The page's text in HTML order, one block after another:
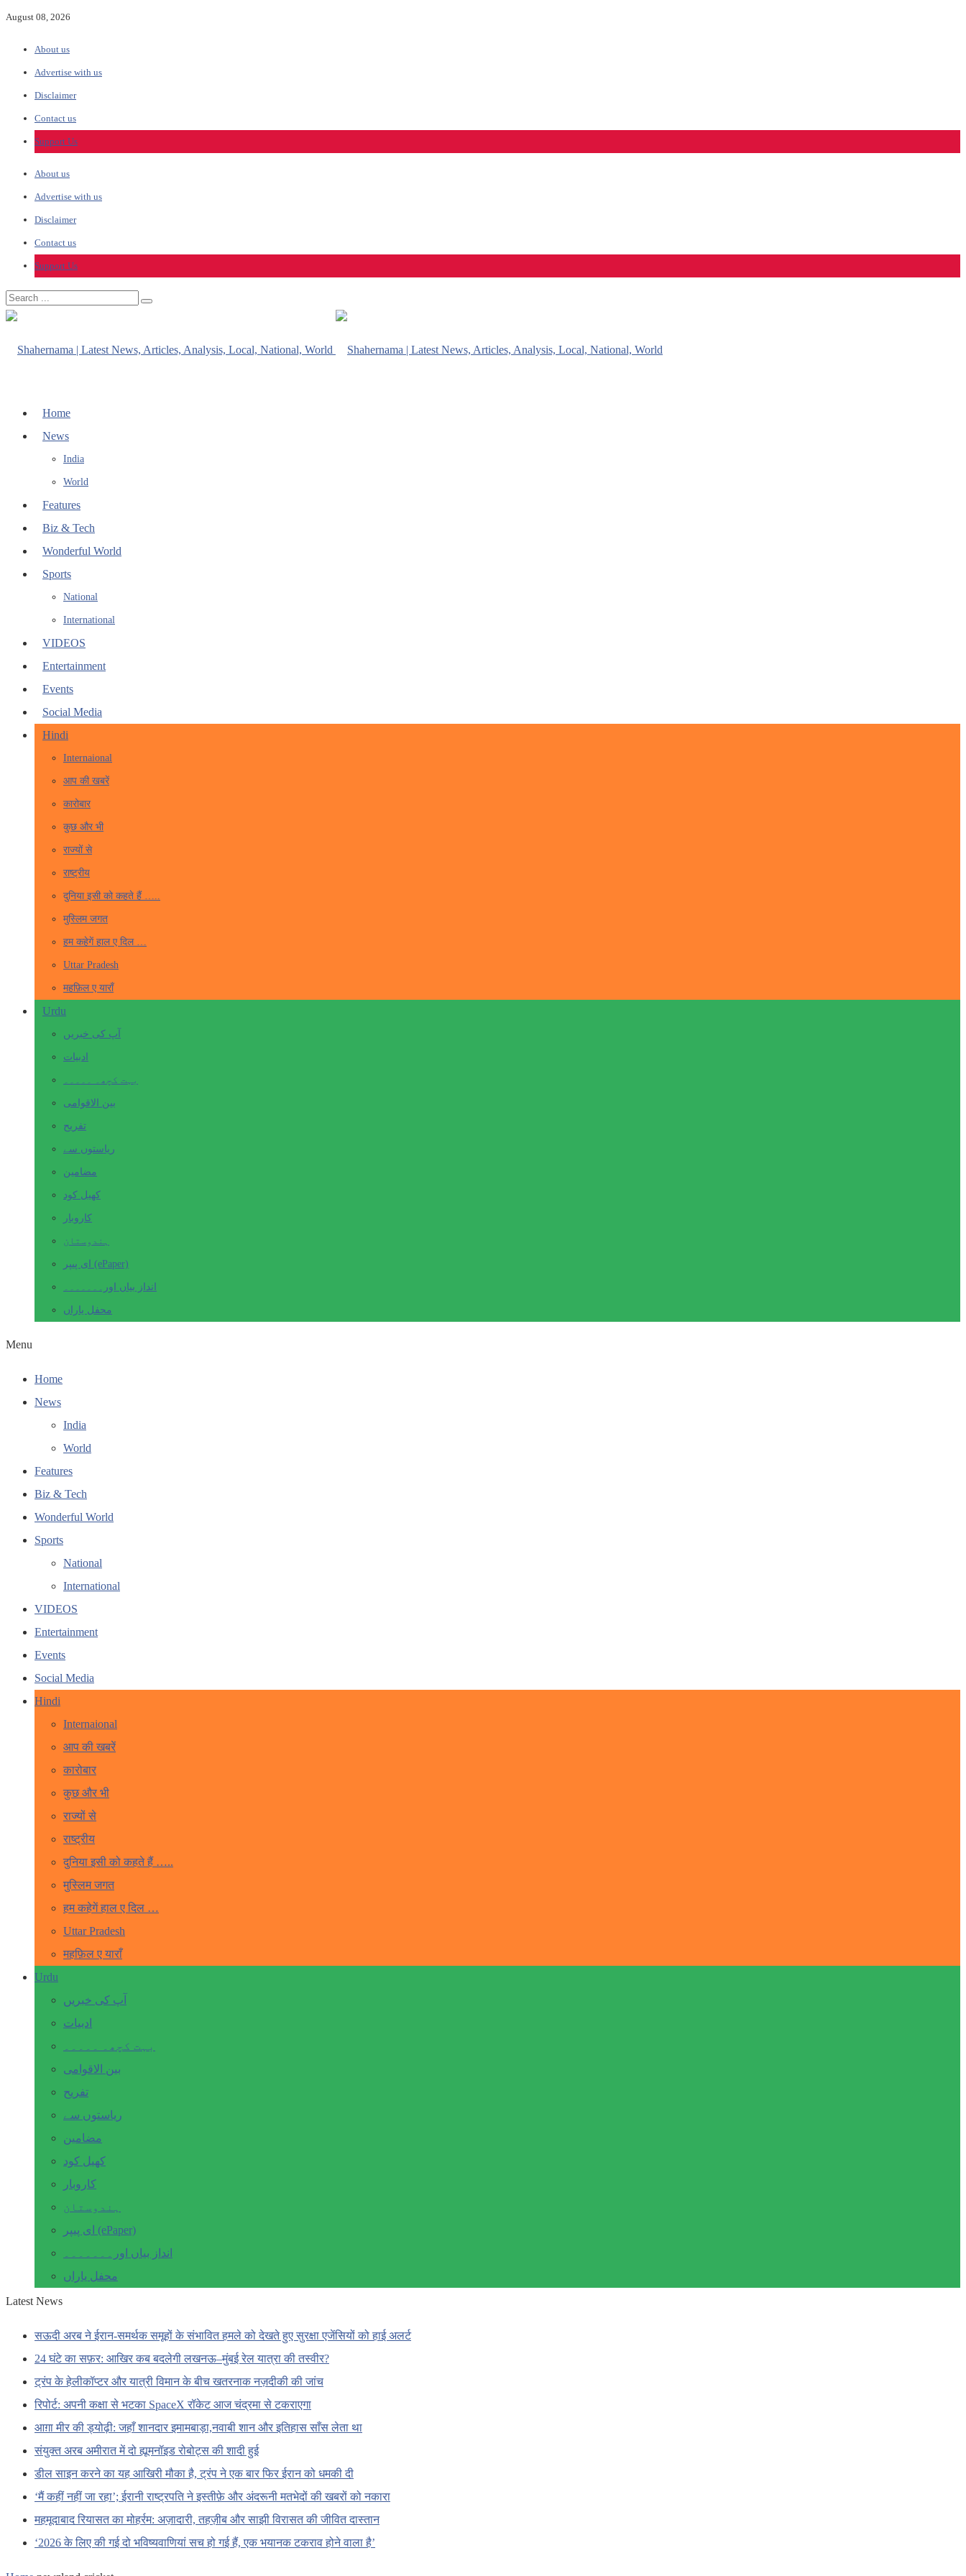
August 08, 2026
About us
Advertise with us
Disclaimer
Contact us
Support Us
About us
Advertise with us
Disclaimer
Contact us
Support Us
Home
News
India
World
Features
Biz & Tech
Wonderful World
Sports
National
International
VIDEOS
Entertainment
Events
Social Media
Hindi
Internaional
आप की खबरें
कारोबार
कुछ और भी
राज्यों से
राष्ट्रीय
दुनिया इसी को कहते हैं …..
मुस्लिम जगत
हम कहेगें हाल ए दिल …
Uttar Pradesh
महफ़िल ए याराँ
Urdu
آپ کی خبریں
ادبیات
بہت کچھ۔ ۔۔۔۔۔
بین الاقوامی
تفریح
ریاستوں سے
مضامین
کھیل کود
کاروبار
ہندوستان
ای پیپر (ePaper)
انداز بیاں اور۔۔۔۔۔۔۔
محفل یاراں
Menu
Home
News
India
World
Features
Biz & Tech
Wonderful World
Sports
National
International
VIDEOS
Entertainment
Events
Social Media
Hindi
Internaional
आप की खबरें
कारोबार
कुछ और भी
राज्यों से
राष्ट्रीय
दुनिया इसी को कहते हैं …..
मुस्लिम जगत
हम कहेगें हाल ए दिल …
Uttar Pradesh
महफ़िल ए याराँ
Urdu
آپ کی خبریں
ادبیات
بہت کچھ۔ ۔۔۔۔۔
بین الاقوامی
تفریح
ریاستوں سے
مضامین
کھیل کود
کاروبار
ہندوستان
ای پیپر (ePaper)
انداز بیاں اور۔۔۔۔۔۔۔
محفل یاراں
Latest News
सऊदी अरब ने ईरान-समर्थक समूहों के संभावित हमले को देखते हुए सुरक्षा एजेंसियों को हाई अलर्ट
24 घंटे का सफ़र: आखिर कब बदलेगी लखनऊ–मुंबई रेल यात्रा की तस्वीर?
ट्रंप के हेलीकॉप्टर और यात्री विमान के बीच खतरनाक नज़दीकी की जांच
रिपोर्ट: अपनी कक्षा से भटका SpaceX रॉकेट आज चंद्रमा से टकराएगा
आग़ा मीर की ड्योढ़ी: जहाँ शानदार इमामबाड़ा,नवाबी शान और इतिहास साँस लेता था
संयुक्त अरब अमीरात में दो ह्यूमनॉइड रोबोट्स की शादी हुई
डील साइन करने का यह आखिरी मौका है, ट्रंप ने एक बार फिर ईरान को धमकी दी
‘मैं कहीं नहीं जा रहा’; ईरानी राष्ट्रपति ने इस्तीफ़े और अंदरूनी मतभेदों की खबरों को नकारा
महमूदाबाद रियासत का मोहर्रम: अज़ादारी, तहज़ीब और साझी विरासत की जीवित दास्तान
‘2026 के लिए की गई दो भविष्यवाणियां सच हो गई हैं, एक भयानक टकराव होने वाला है’